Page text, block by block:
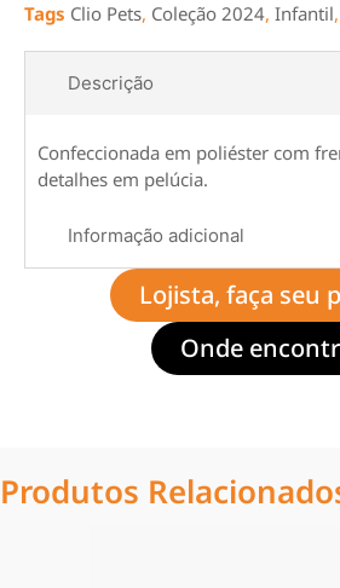
Tags Clio Pets, Coleção 2024, Infantil,
Descrição
Informação adicional
Confeccionada em poliéster com
detalhes em pelúcia.
Lojista, faça seu
Onde
Produtos